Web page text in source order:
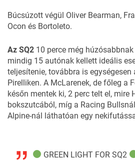
Búcsúzott végül Oliver Bearman,
Ocon és Bortoleto.
Az SQ2 10 perce még
mindig 15 autónak kellett ideális
teljesítenie, továbbra is egységesen
Pirelliken. A McLarenek, de főleg a
későn mentek ki, 2 perc telt el,
bokszutcából, míg a Racing
Alpine-nál láthatóan egy
GREEN LIGHT FOR SQ2